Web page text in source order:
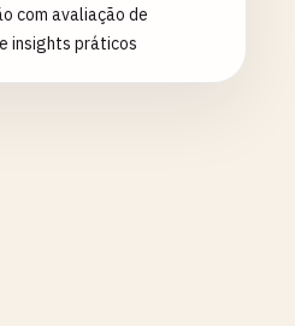
com avaliação de
insights práticos